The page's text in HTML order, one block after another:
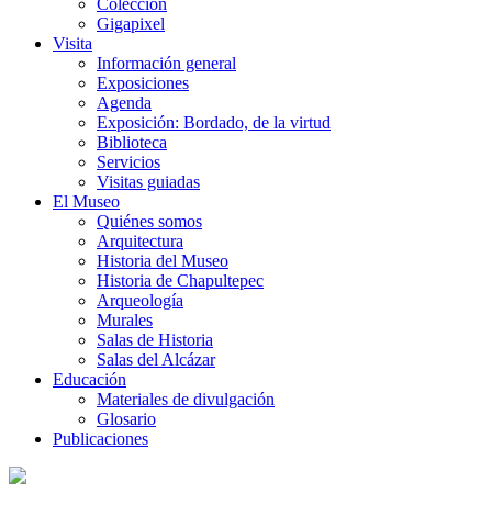
Colección
Gigapixel
Visita
Información general
Exposiciones
Agenda
Exposición: Bordado, de la virtud
Biblioteca
Servicios
Visitas guiadas
El Museo
Quiénes somos
Arquitectura
Historia del Museo
Historia de Chapultepec
Arqueología
Murales
Salas de Historia
Salas del Alcázar
Educación
Materiales de divulgación
Glosario
Publicaciones